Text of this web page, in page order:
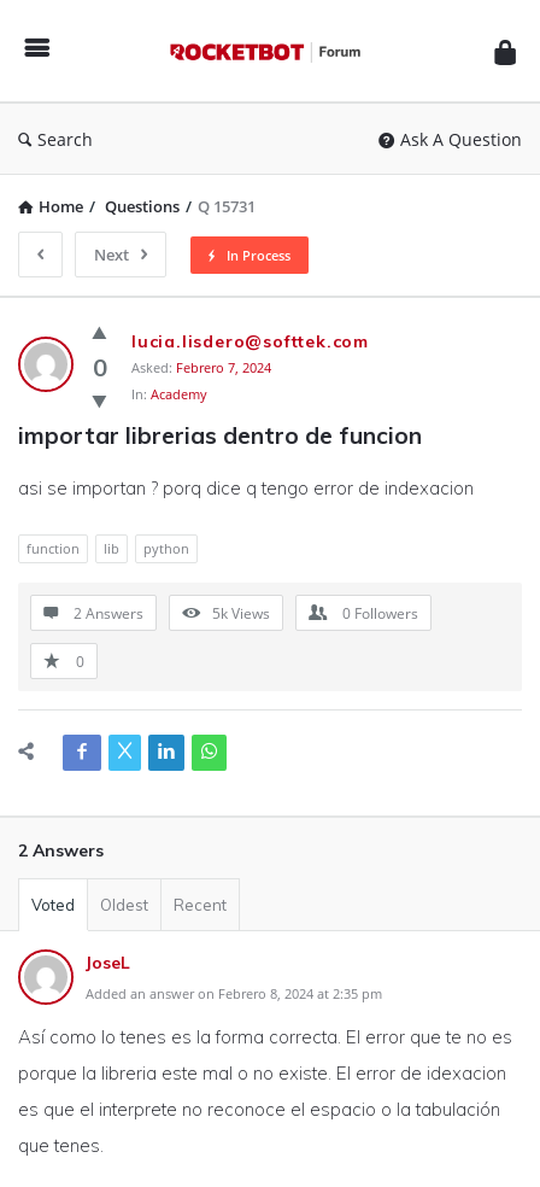
Forum
Search Ask A Question
Home / Questions / Q 15731
Next In Process
Rocketbot
Forum
Latest
Questions
0
lucia.lisdero@softtek.com
Asked: Febrero 7, 2024
In: Academy
importar librerias dentro de funcion
asi se importan ? porq dice q tengo error de indexacion
function lib python
2 Answers 5kViews 0 Followers
0
2 Answers
Voted Oldest Recent
JoseL
Added an answer on Febrero 8, 2024 at 2:35 pm
Así como lo tenes es la forma correcta. El error que te no es
porque la libreria este mal o no existe. El error de idexacion
es que el interprete no reconoce el espacio o la tabulación
que tenes.